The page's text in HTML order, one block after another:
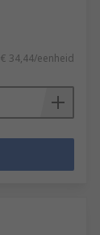
€ 34,44/eenheid